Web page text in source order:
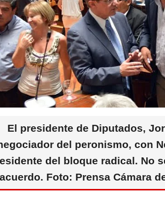
p
p
o
o
k
m
El presidente de Diputados,
del peronismo, con
del bloque radical. No
acuerdo. Foto: Prensa Cámara